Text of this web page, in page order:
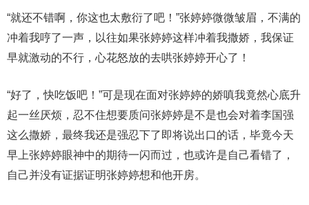
“就还不错啊，你这也太敷衍了吧！”张婷婷微微皱眉，不满的
冲着我哼了一声，以往如果张婷婷这样冲着我撒娇，我保证
早就激动的不行，心花怒放的去哄张婷婷开心了！
“好了，快吃饭吧！”可是现在面对张婷婷的娇嗔我竟然心底升
起一丝厌烦，忍不住想要质问张婷婷是不是也会对着李国强
这么撒娇，最终我还是强忍下了即将说出口的话，毕竟今天
早上张婷婷眼神中的期待一闪而过，也或许是自己看错了，
自己并没有证据证明张婷婷想和他开房。